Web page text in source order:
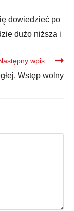
dowiedzieć po
dużo niższa i
wpis
Wstęp wolny